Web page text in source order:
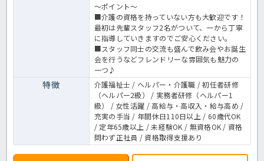
～ポイント～
■介護の資格を持っていない方も大歓迎です！
最初は先輩スタッフ2名がついて、一から丁寧
に指導していきますのでご安心ください。
■スタッフ同士の交流も盛んで飲み会やお誕生
会を行うなどフレンドリーな雰囲気も魅力の
一つ♪
特徴
介護福祉士 / ヘルパー・介護職 / 初任者研修
（ヘルパー2級） / 実務者研修（ヘルパー1
級） / 女性活躍 / 高給与・高収入・給与高め /
充実の手当 / 年間休日110日以上 / 60歳代OK
/ 定年65歳以上 / 未経験OK / 無資格OK / 資格
問わず正社員 / 資格取得支援あり